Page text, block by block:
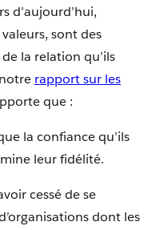
d’aujourd’hui,
sont des
la relation qu’ils
rapport sur les
que :
la confiance qu’ils
leur fidélité.
cessé de se
dont les